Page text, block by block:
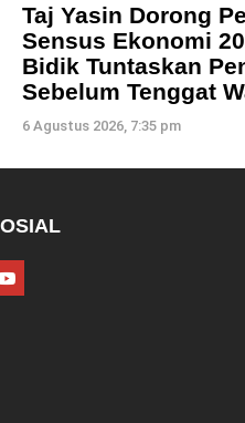
Taj Yasin Dorong
Sensus Ekonomi
Bidik Tuntaskan
Sebelum Tenggat
6 Agustus 2026, 7:35 pm
youtube